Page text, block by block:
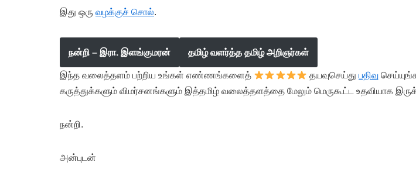
இது ஒரு வழக்குச் சொல்.
நன்றி – இரா. இளங்குமரன் தமிழ் வளர்த்த தமிழ் அறிஞர்கள்
இந்த வலைத்தளம் பற்றிய உங்கள் எண்ணங்களைத் தயவுசெய்துபதிவு
கருத்துக்களும் விமர்சனங்களும் இத்தமிழ் வலைத்தளத்தை மேலும் மெருகூட்ட உதவியாக
நன்றி.
அன்புடன்